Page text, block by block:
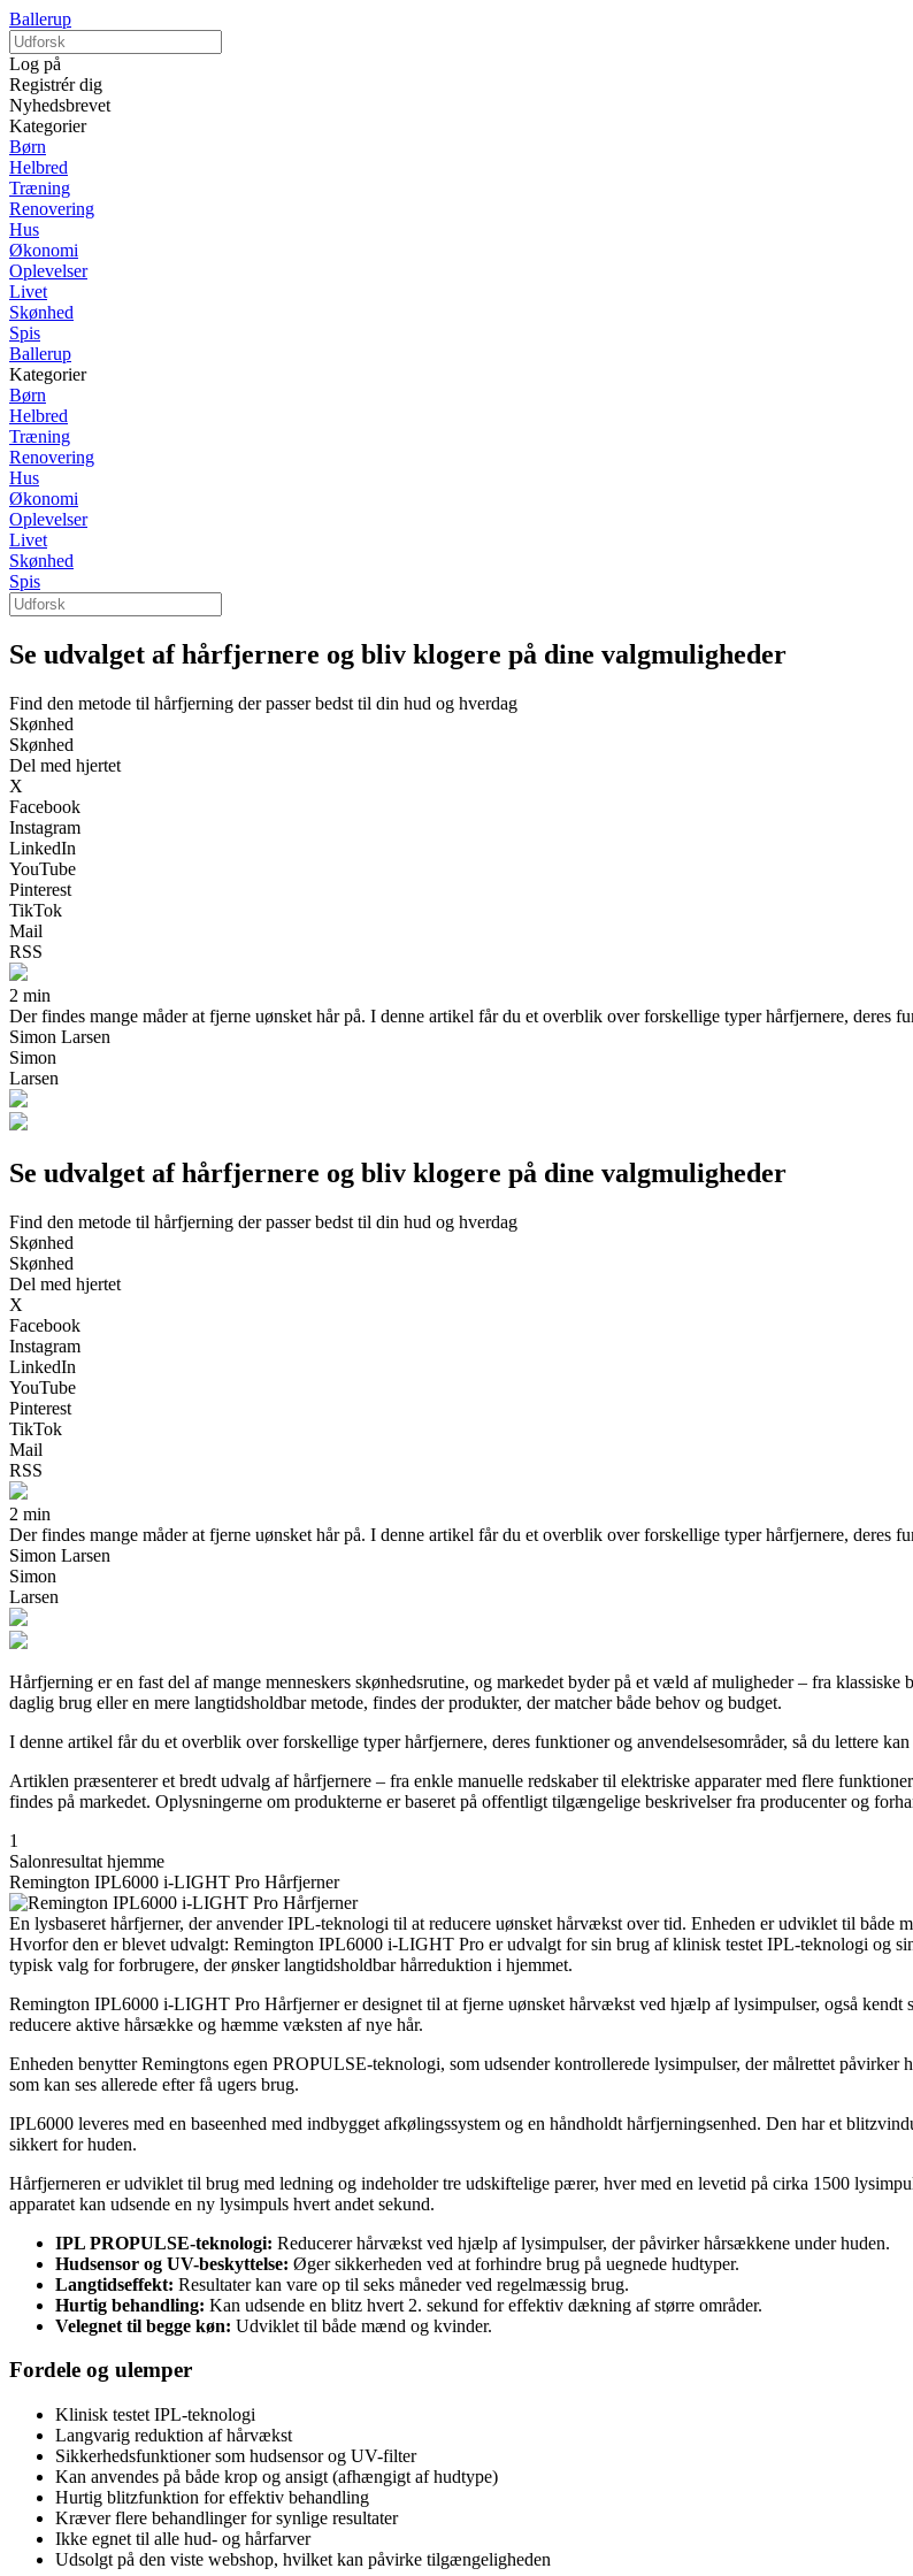
Ballerup
Log på
Registrér dig
Nyhedsbrevet
Kategorier
Børn
Helbred
Træning
Renovering
Hus
Økonomi
Oplevelser
Livet
Skønhed
Spis
Ballerup
Kategorier
Børn
Helbred
Træning
Renovering
Hus
Økonomi
Oplevelser
Livet
Skønhed
Spis
Se udvalget af hårfjernere og bliv klogere på dine valgmuligheder
Find den metode til hårfjerning der passer bedst til din hud og hverdag
Skønhed
Skønhed
Del med hjertet
X
Facebook
Instagram
LinkedIn
YouTube
Pinterest
TikTok
Mail
RSS
2 min
Der findes mange måder at fjerne uønsket hår på. I denne artikel får du et overblik over forskellige typer hårfjernere, deres
Simon Larsen
Simon
Larsen
Se udvalget af hårfjernere og bliv klogere på dine valgmuligheder
Find den metode til hårfjerning der passer bedst til din hud og hverdag
Skønhed
Skønhed
Del med hjertet
X
Facebook
Instagram
LinkedIn
YouTube
Pinterest
TikTok
Mail
RSS
2 min
Der findes mange måder at fjerne uønsket hår på. I denne artikel får du et overblik over forskellige typer hårfjernere, deres
Simon Larsen
Simon
Larsen
Hårfjerning er en fast del af mange menneskers skønhedsrutine, og markedet byder på et væld af muligheder – fra
daglig brug eller en mere langtidsholdbar metode, findes der produkter, der matcher både behov og budget.
I denne artikel får du et overblik over forskellige typer hårfjernere, deres funktioner og anvendelsesområder, så du lettere
Artiklen præsenterer et bredt udvalg af hårfjernere – fra enkle manuelle redskaber til elektriske apparater med flere
findes på markedet. Oplysningerne om produkterne er baseret på offentligt tilgængelige beskrivelser fra producenter og
1
Salonresultat hjemme
Remington IPL6000 i-LIGHT Pro Hårfjerner
En lysbaseret hårfjerner, der anvender IPL-teknologi til at reducere uønsket hårvækst over tid. Enheden er udviklet til
Hvorfor den er blevet udvalgt: Remington IPL6000 i-LIGHT Pro er udvalgt for sin brug af klinisk testet IPL-teknologi og
typisk valg for forbrugere, der ønsker langtidsholdbar hårreduktion i hjemmet.
Remington IPL6000 i-LIGHT Pro Hårfjerner er designet til at fjerne uønsket hårvækst ved hjælp af lysimpulser, også
reducere aktive hårsække og hæmme væksten af nye hår.
Enheden benytter Remingtons egen PROPULSE-teknologi, som udsender kontrollerede lysimpulser, der målrettet
som kan ses allerede efter få ugers brug.
IPL6000 leveres med en baseenhed med indbygget afkølingssystem og en håndholdt hårfjerningsenhed. Den har et
sikkert for huden.
Hårfjerneren er udviklet til brug med ledning og indeholder tre udskiftelige pærer, hver med en levetid på cirka 1500
apparatet kan udsende en ny lysimpuls hvert andet sekund.
IPL PROPULSE-teknologi: Reducerer hårvækst ved hjælp af lysimpulser, der påvirker hårsækkene under huden.
Hudsensor og UV-beskyttelse: Øger sikkerheden ved at forhindre brug på uegnede hudtyper.
Langtidseffekt: Resultater kan vare op til seks måneder ved regelmæssig brug.
Hurtig behandling: Kan udsende en blitz hvert 2. sekund for effektiv dækning af større områder.
Velegnet til begge køn: Udviklet til både mænd og kvinder.
Fordele og ulemper
Klinisk testet IPL-teknologi
Langvarig reduktion af hårvækst
Sikkerhedsfunktioner som hudsensor og UV-filter
Kan anvendes på både krop og ansigt (afhængigt af hudtype)
Hurtig blitzfunktion for effektiv behandling
Kræver flere behandlinger for synlige resultater
Ikke egnet til alle hud- og hårfarver
Udsolgt på den viste webshop, hvilket kan påvirke tilgængeligheden